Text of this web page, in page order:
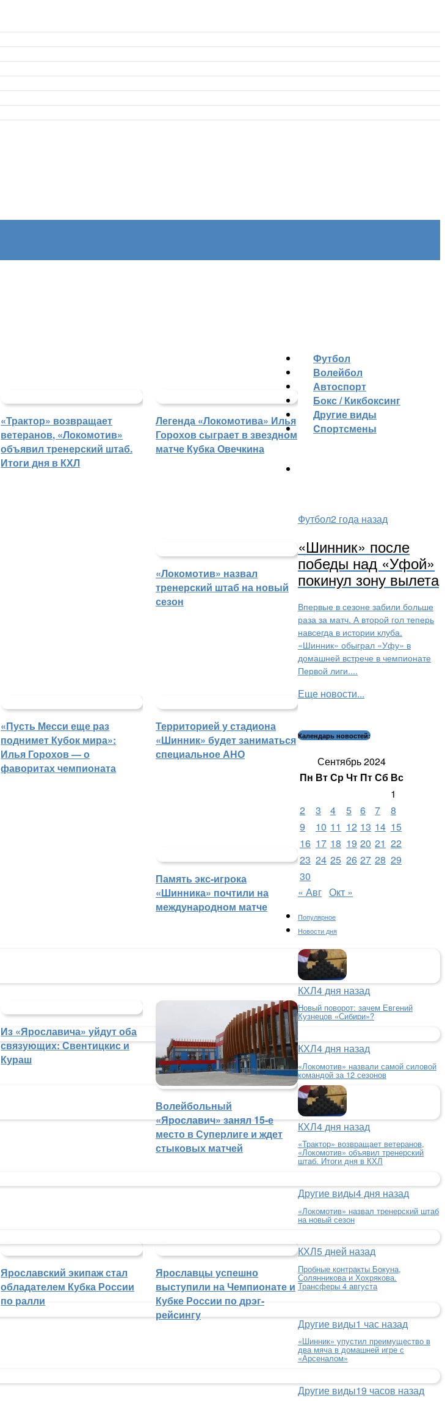
«Трактор» возвращает
ветеранов, «Локомотив»
объявил тренерский штаб.
Итоги дня в КХЛ
Легенда «Локомотива» Илья
Горохов сыграет в звездном
матче Кубка Овечкина
«Локомотив» назвал
тренерский штаб на новый
сезон
Футбол
«Пусть Месси еще раз
поднимет Кубок мира»:
Илья Горохов — о
фаворитах чемпионата
Территорией у стадиона
«Шинник» будет заниматься
специальное АНО
Память экс-игрока
«Шинника» почтили на
международном матче
Волейбол
Из «Ярославича» уйдут оба
связующих: Свентицкис и
Кураш
Волейбольный
«Ярославич» занял 15-е
место в Суперлиге и ждет
стыковых матчей
Автоспорт
Ярославский экипаж стал
обладателем Кубка России
по ралли
Ярославцы успешно
выступили на Чемпионате и
Кубке России по дрэг-
рейсингу
Бокс / Кикбоксинг
Другие виды
Cпортсмены
Футбол2 года назад
«Шинник» после
победы над «Уфой»
покинул зону вылета
Впервые в сезоне забили больше
раза за матч. А второй гол теперь
навсегда в истории клуба.
«Шинник» обыграл «Уфу» в
домашней встрече в чемпионате
Первой лиги....
Еще новости...
Календарь новостей:
Сентябрь 2024
Пн ВтСрЧт ПтСб Вс
1
2
3 4 5 6 7
8
9
10 11 12 13 14 15
16 17 18 19 20 21 22
23 24 25 26 27 28 29
30
« Авг Окт »
Популярное
Новости дня
КХЛ4 дня назад
Новый поворот: зачем Евгений
Кузнецов «Сибири»?
КХЛ4 дня назад
«Локомотив» назвали самой силовой
командой за 12 сезонов
КХЛ4 дня назад
«Трактор» возвращает ветеранов,
«Локомотив» объявил тренерский
штаб. Итоги дня в КХЛ
Другие виды4 дня назад
«Локомотив» назвал тренерский штаб
на новый сезон
КХЛ5 дней назад
Пробные контракты Бокуна,
Солянникова и Хохрякова.
Трансферы 4 августа
Другие виды1 час назад
«Шинник» упустил преимущество в
два мяча в домашней игре с
«Арсеналом»
Другие виды19 часов назад